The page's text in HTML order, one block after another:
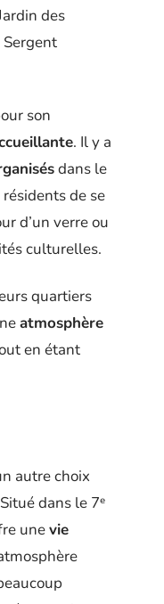
des
Sergent
son
. Il y a
dans le
de se
d’un verre ou
culturelles.
quartiers
atmosphère
en étant
autre choix
dans le 7ᵉ
unevie